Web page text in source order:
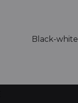
Black-white